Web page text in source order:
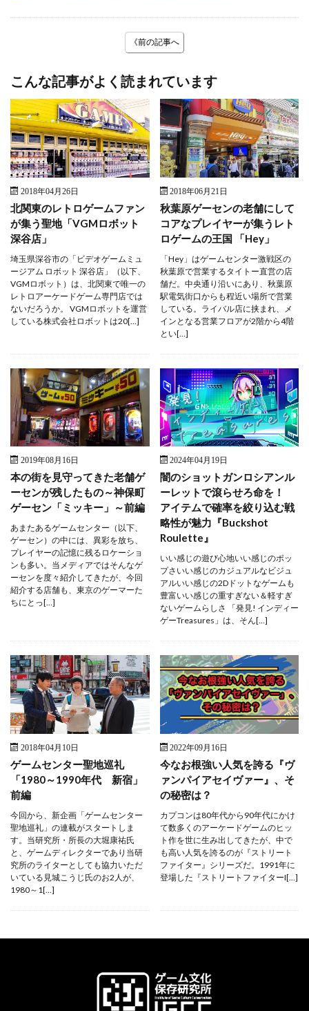
《前の記事へ
こんな記事がよく読まれています
2018年04月26日
北関東のレトロゲームファン
が集う聖地「VGMロボット
深谷店」
埼玉県深谷市の「ビデオゲームミュ
ージアム ロボット 深谷店」（以下、
VGMロボット）は、北関東で唯一の
レトロアーケードゲーム専門店では
ないだろうか。 VGMロボットを運営
している株式会社ロボットは20[…]
2018年06月21日
秋葉原ゲーセンの老舗にして
コアなプレイヤーが集うレト
ロゲームの王国 「Hey」
「Hey」はゲームセンター激戦区の
秋葉原で営業するタイトー直営の店
舗だ。中央通り沿いにあり、秋葉原
駅電気街口からも程近い場所で営業
している。ライバル店に挟まれ、メ
インとなる営業フロアが2階から4階
とい[…]
2019年08月16日
本の街を見守ってきた老舗ゲ
ーセンが残したもの～神保町
ゲーセン「ミッキー」～前編
あまたあるゲームセンター（以下、
ゲーセン）の中には、異彩を放ち、
プレイヤーの記憶に残るロケーショ
ンも多い。当メディアではそんなゲ
ーセンを度々紹介してきたが、今回
紹介する店舗も、東京のゲーマーた
ちにとっ[…]
2024年04月19日
闇のショットガンロシアンル
ーレットで滾らせろ命を！
アイテムで確率を絞り込む戦
略性が魅力『Buckshot
Roulette』
いい感じの遊び心地いい感じのポッ
プさいい感じのカジュアルなビジュ
アルいい感じの2Dドットなゲームも
豊富いい感じの重すぎない＆軽すぎ
ないゲームらしさ 「発見! インディー
ゲーTreasures」は、そん[…]
2018年04月10日
ゲームセンター聖地巡礼
「1980～1990年代 新宿」
前編
今回から、新企画「ゲームセンター
聖地巡礼」の連載がスタートしま
す。当研究所・所長の大堀康祐氏
と、ゲームディレクターであり当研
究所のライターとしても協力いただ
いている見城こうじ氏のお2人が、
1980～1[…]
2022年09月16日
今なお根強い人気を誇る『ヴ
ァンパイアセイヴァー』、そ
の秘密は？
カプコンは80年代から90年代にかけ
て数多くのアーケードゲームのヒッ
ト作を世に生み出してきたが、中で
も高い人気を誇るのが『ストリート
ファイター』シリーズだ。1991年に
登場した『ストリートファイターI[…]